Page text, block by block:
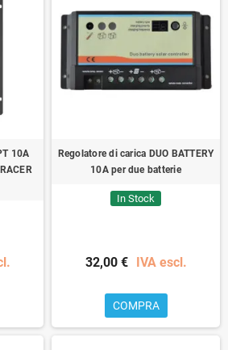
10A
Regolatore di carica DUO BATTERY
10A per due batterie
In Stock
32,00 € IVA escl.
COMPRA